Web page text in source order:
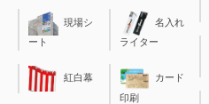
現場シ
ート
紅白幕
名入れ
ライター
カード
印刷